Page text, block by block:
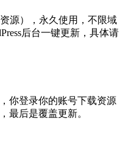
源），永久使用，不限域
后台一键更新，具体请
你登录你的账号下载资源
最后是覆盖更新。